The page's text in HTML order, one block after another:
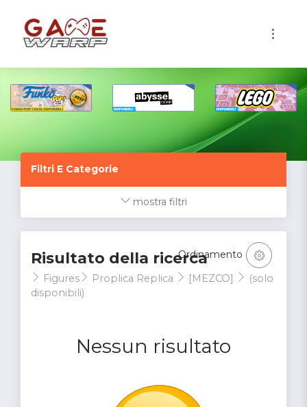
Filtri E Categorie
mostra filtri
Risultato della ricerca
Figures Proplica Replica [MEZCO]
(solo
disponibili)
Nessun risultato
Ordinamento